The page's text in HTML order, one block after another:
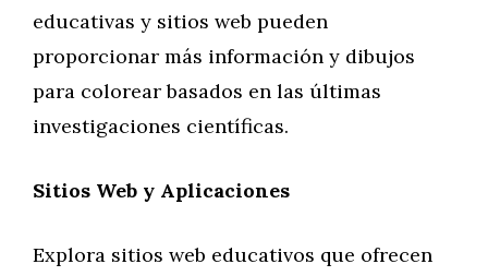
educativas y sitios web pueden
proporcionar más información y dibujos
para colorear basados en las últimas
investigaciones científicas.
Sitios Web y Aplicaciones
Explora sitios web educativos que ofrecen